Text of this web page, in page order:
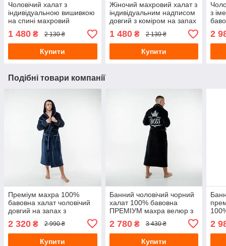
Чоловічий халат з
індивідуальною вишивкою
на спині махровий
1 480 ₴ 2 130 ₴
Купити
Жіночий махровий халат з
індивідуальним надписом
довгий з коміром на запах
1 480₴ 2 130 ₴
Купити
з
2
Подібні товари компанії
Преміум махра 100%
бавовна халат чоловічий
довгий на запах з
капюшоном, колір темно-
синій
2 320 ₴ 2 990 ₴
Купити
Банний чоловічий чорний
халат 100% бавовна
ПРЕМІУМ махра велюр з
індивідуальною вишивкою
довгий з коміром
2 780₴ 3 430 ₴
Купити
з
2